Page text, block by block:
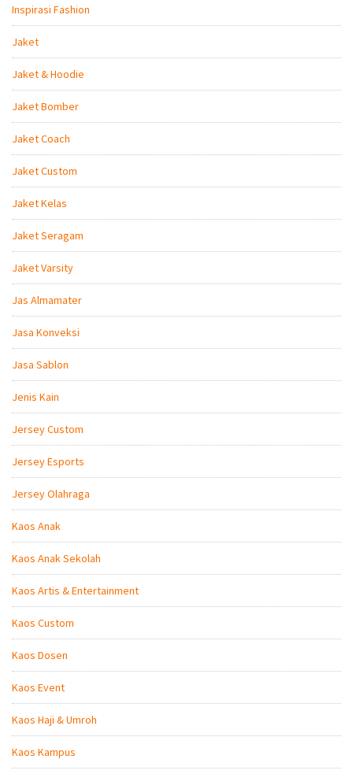
Inspirasi Fashion
Jaket
Jaket & Hoodie
Jaket Bomber
Jaket Coach
Jaket Custom
Jaket Kelas
Jaket Seragam
Jaket Varsity
Jas Almamater
Jasa Konveksi
Jasa Sablon
Jenis Kain
Jersey Custom
Jersey Esports
Jersey Olahraga
Kaos Anak
Kaos Anak Sekolah
Kaos Artis & Entertainment
Kaos Custom
Kaos Dosen
Kaos Event
Kaos Haji & Umroh
Kaos Kampus